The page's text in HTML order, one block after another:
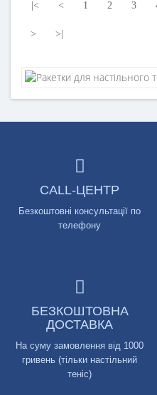
|< < 1 2 3
> >|
CALL-ЦЕНТР
Безкоштовні консультації по
телефону
БЕЗКОШТОВНА
ДОСТАВКА
На суму замовлення від 1000
гривень (тільки настільний
теніс)